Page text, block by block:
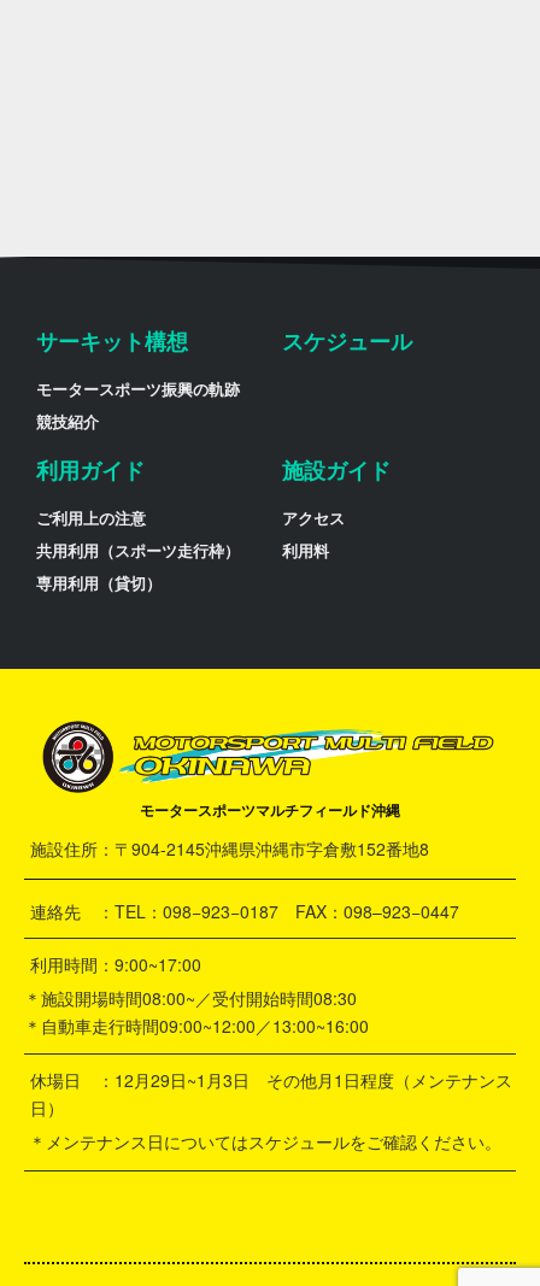
サーキット構想
モータースポーツ振興の軌跡
競技紹介
スケジュール
利用ガイド
ご利用上の注意
共用利用（スポーツ走行枠）
専用利用（貸切）
施設ガイド
アクセス
利用料
モータースポーツマルチフィールド沖縄
施設住所：〒904-2145沖縄県沖縄市字倉敷152番地8
連絡先 ：TEL：098−923−0187 FAX：098–923−0447
利用時間：9:00~17:00
＊施設開場時間08:00~／受付開始時間08:30
＊自動車走行時間09:00~12:00／13:00~16:00
休場日 ：12月29日~1月3日 その他月1日程度（メンテナンス
日）
＊メンテナンス日についてはスケジュールをご確認ください。